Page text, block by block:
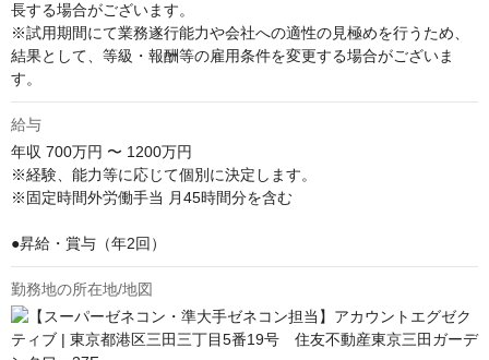
長する場合がございます。
※試用期間にて業務遂行能力や会社への適性の見極めを行うため、
結果として、等級・報酬等の雇用条件を変更する場合がございま
す。
給与
年収 700万円 〜 1200万円
※経験、能力等に応じて個別に決定します。
※固定時間外労働手当 月45時間分を含む
●昇給・賞与（年2回）
勤務地の所在地/地図